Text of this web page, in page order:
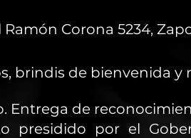
Corona 5234,
brindis de bienvenida y
Entrega de
presidido por el